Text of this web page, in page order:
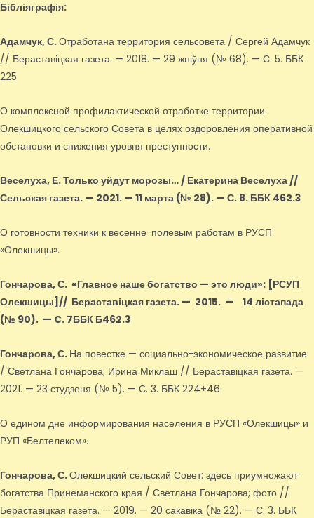
Бібліяграфія:
Адамчук, С.Отработана территория сельсовета / Сергей Адамчук
// Бераставіцкая газета. — 2018. — 29 жніўня (№ 68). — С. 5. ББК
225
О комплексной профилактической отработке территории
Олекшицкого сельского Совета в целях оздоровления оперативной
обстановки и снижения уровня преступности.
Веселуха, Е.Только уйдут морозы… / Екатерина Веселуха //
Сельская газета. — 2021. — 11 марта (№ 28). — С. 8. ББК 462.3
О готовности техники к весенне-полевым работам в РУСП
«Олекшицы».
Гончарова, С. «Главное наше богатство — это люди»: [РСУП
Олекшицы] // Бераставіцкая газета. — 2015. — 14 лістапада
(№ 90). — C. 7ББК Б462.3
Гончарова, С. На повестке — социально-экономическое развитие
/ Светлана Гончарова; Ирина Миклаш // Бераставіцкая газета. —
2021. — 23 студзеня (№ 5). — С. 3. ББК 224+46
О едином дне информирования населения в РУСП «Олекшицы» и
РУП «Белтелеком».
Гончарова, С.Олекшицкий сельский Совет: здесь приумножают
богатства Принеманского края / Светлана Гончарова; фото //
Бераставіцкая газета. — 2019. — 20 сакавіка (№ 22). — С. 3. ББК